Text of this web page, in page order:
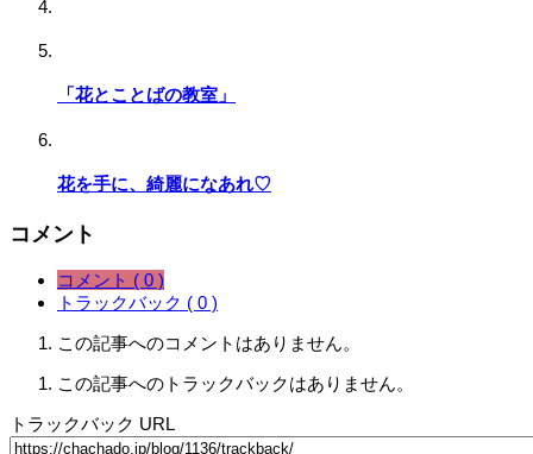
「花とことばの教室」
花を手に、綺麗になあれ♡
コメント
コメント ( 0 )
トラックバック ( 0 )
この記事へのコメントはありません。
この記事へのトラックバックはありません。
トラックバック URL